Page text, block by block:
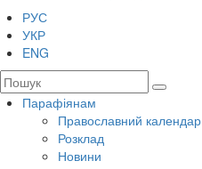
РУС
УКР
ENG
Парафіянам
Православний календар
Розклад
Новини